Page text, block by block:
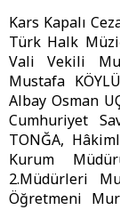
Kars Kapalı
Türk Halk
Vali Vekili
Mustafa
Albay Osman
Cumhuriyet
TONĞA,
Kurum
2.Müdürleri
Öğretmeni